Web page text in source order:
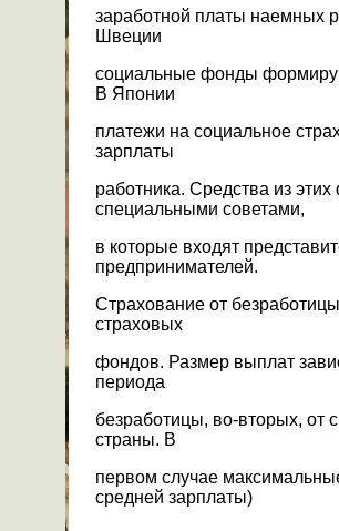
заработной платы наемных
Швеции
социальные фонды
В Японии
платежи на социальное
зарплаты
работника. Средства из
специальными советами,
в которые входят
предпринимателей.
Страхование от
страховых
фондов. Размер выплат
периода
безработицы, во-вторых, от
страны. В
первом случае
средней зарплаты)